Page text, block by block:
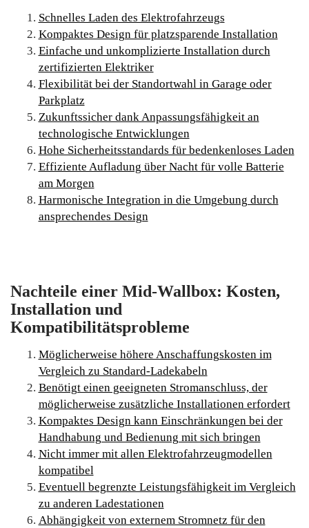
Schnelles Laden des Elektrofahrzeugs
Kompaktes Design für platzsparende Installation
Einfache und unkomplizierte Installation durch
zertifizierten Elektriker
Flexibilität bei der Standortwahl in Garage oder
Parkplatz
Zukunftssicher dank Anpassungsfähigkeit an
technologische Entwicklungen
Hohe Sicherheitsstandards für bedenkenloses Laden
Effiziente Aufladung über Nacht für volle Batterie
am Morgen
Harmonische Integration in die Umgebung durch
ansprechendes Design
Nachteile einer Mid-Wallbox: Kosten,
Installation und
Kompatibilitätsprobleme
Möglicherweise höhere Anschaffungskosten im
Vergleich zu Standard-Ladekabeln
Benötigt einen geeigneten Stromanschluss, der
möglicherweise zusätzliche Installationen erfordert
Kompaktes Design kann Einschränkungen bei der
Handhabung und Bedienung mit sich bringen
Nicht immer mit allen Elektrofahrzeugmodellen
kompatibel
Eventuell begrenzte Leistungsfähigkeit im Vergleich
zu anderen Ladestationen
Abhängigkeit von externem Stromnetz für den